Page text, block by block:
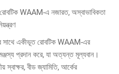
WAAM-এ নজারত, অস্বাভাবিকতা
সাথে একীভূত রোবটিক WAAM-এর
প্রদান করে, যা অত্যন্ত মূল্যবান।
স্বাক্ষর, বীড জ্যামিতি, আর্কের